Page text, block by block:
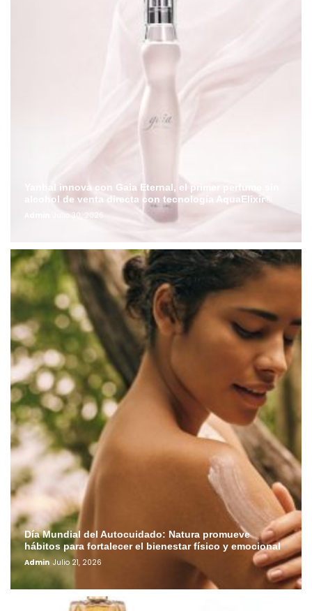
Yanbal innova con Gaia Eternal, el primer perfume sin
alcohol de venta directa con tecnología AquaElixir®
Julio 30, 2026
Día Mundial del Autocuidado: Natura promueve
hábitos para fortalecer el bienestar físico y emocional
Admin Julio 21, 2026